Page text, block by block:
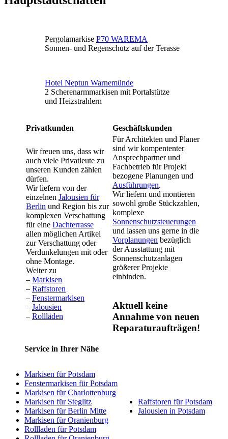
Pergolamarkise P70 WAREMA
Sonnen- und Regenschutz auf der Terasse
Hotel Neptun Warnemünde
2 Scherenarmmarkisen mit Portalstütze
und Heizstrahlern
Privatkunden Geschäftskunden
Wir freuen uns, dass wir
auch viele Privatleute zu
unseren Kunden zählen
dürfen.
Wir liefern von der
einzelnen Jalousien für
Berlin und Region bis zur
komplexen Verschattung
für eine Dachterrasse
allen möglichen Artikel
zur Verschattung oder
Verdunkelungen mit oder
ohne Montage.
Weiter zu
– Markisen
– Raffstoren
– Fenstermarkisen
– Jalousien
– Rollläden
Für Architekten und Planer
sind wir kompententer
Ansprechpartner und
Fachbetrieb für Projekt
bezogene Planungen und
Ausführungen.
Wir liefern und montieren
sowohl große Stückzahlen,
komplexe
Sonnenschutzsteuerungen
und lassen uns gerne in die
Vorplanungen bezüglich
der Ausstattung mit
Sonnenschutzanlagen
größerer Projekte
einbinden.
Aktuell keine
Annahme von neuen
Reparaturaufträgen!
Service in Ihrer Nähe
Markisen für Potsdam
Fenstermarkisen für Potsdam
Markisen für Charlottenburg
Markisen für Steglitz
Markisen für Berlin Mitte
Markisen für Oranienburg
Rollladen für Potsdam
Raffstoren für Potsdam
Jalousien in Potsdam